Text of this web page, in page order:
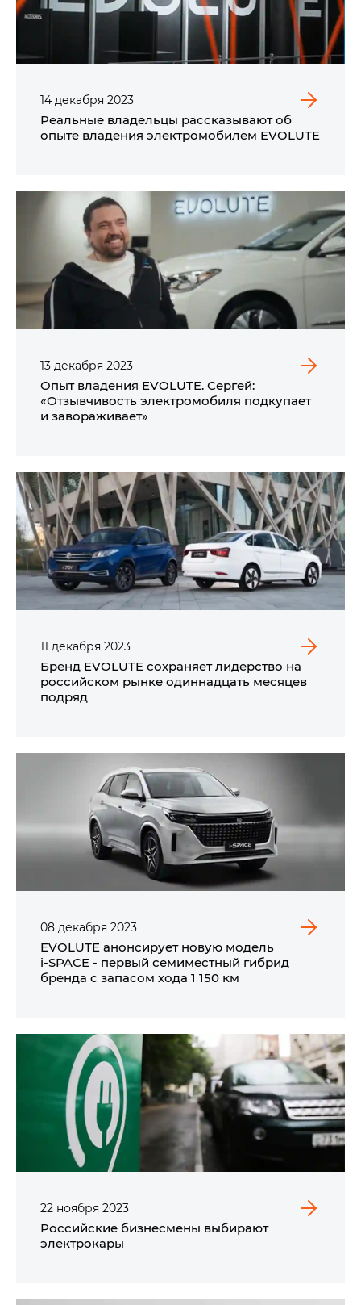
14 декабря 2023
Реальные владельцы рассказывают об
опыте владения электромобилем EVOLUTE
13 декабря 2023
Опыт владения EVOLUTE. Сергей:
«Отзывчивость электромобиля подкупает
и завораживает»
11 декабря 2023
Бренд EVOLUTE сохраняет лидерство на
российском рынке одиннадцать месяцев
подряд
08 декабря 2023
EVOLUTE анонсирует новую модель
i‑SPACE - первый семиместный гибрид
бренда c запасом хода 1 150 км
22 ноября 2023
Российские бизнесмены выбирают
электрокары